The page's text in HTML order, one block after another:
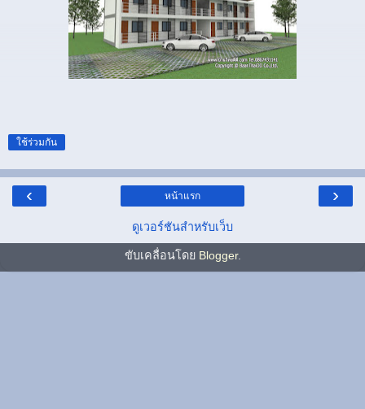
ใช้ร่วมกัน
‹ ›
หน้าแรก
ดูเวอร์ชันสำหรับเว็บ
ขับเคลื่อนโดย Blogger.